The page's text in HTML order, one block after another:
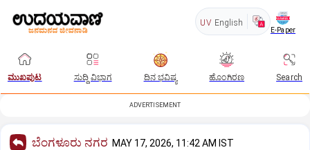
UV English
E-Paper
ಮುಖಪುಟ ಸುದ್ದಿ ವಿಭಾಗ ದಿನ ಭವಿಷ್ಯ ಹೊಂಗಿರಣ Search
ADVERTISEMENT
ಬೆಂಗಳೂರು ನಗರ MAY 17, 2026, 11:42 AM IST